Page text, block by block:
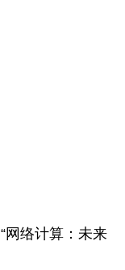
“网络计算：未来